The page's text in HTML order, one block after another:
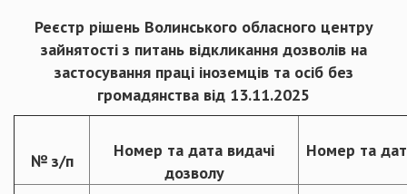
Реєстр рішень Волинського обласного центру
зайнятості з питань відкликання дозволів на
застосування праці іноземців та осіб без
громадянства від 13.11.2025
№ з/п
Номер та дата видачі
дозволу
Номер та